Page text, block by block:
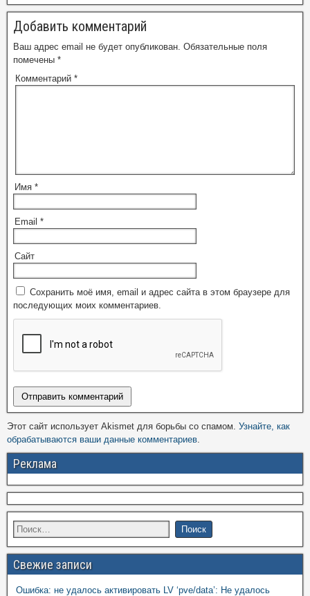
Добавить комментарий
Ваш адрес email не будет опубликован. Обязательные поля
помечены *
Комментарий *
Имя *
Email *
Сайт
Сохранить моё имя, email и адрес сайта в этом браузере для
последующих моих комментариев.
Этот сайт использует Akismet для борьбы со спамом. Узнайте, как
обрабатываются ваши данные комментариев.
Реклама
Свежие записи
Ошибка: не удалось активировать LV ‘pve/data’: Не удалось